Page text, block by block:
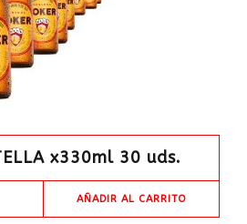
x330ml 30 uds.
AÑADIR AL CARRITO